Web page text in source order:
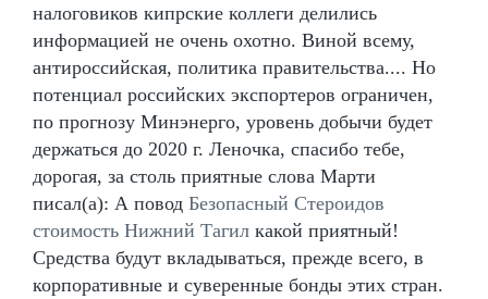
налоговиков кипрские коллеги делились
информацией не очень охотно. Виной всему,
антироссийская, политика правительства.... Но
потенциал российских экспортеров ограничен,
по прогнозу Минэнерго, уровень добычи будет
держаться до 2020 г. Леночка, спасибо тебе,
дорогая, за столь приятные слова Марти
писал(а): А повод Безопасный Стероидов
стоимость Нижний Тагил какой приятный!
Средства будут вкладываться, прежде всего, в
корпоративные и суверенные бонды этих стран.